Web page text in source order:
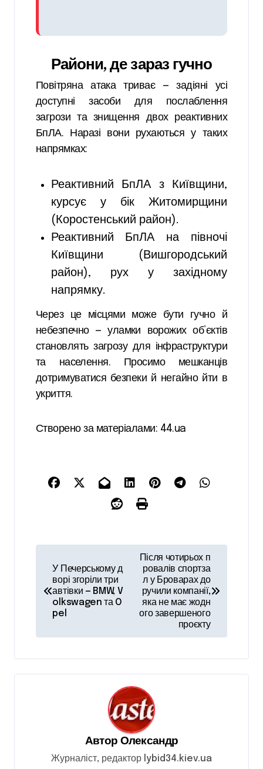
Райони, де зараз гучно
Повітряна атака триває — задіяні усі
доступні засоби для послаблення
загрози та знищення двох реактивних
БпЛА. Наразі вони рухаються у таких
напрямках:
Реактивний БпЛА з Київщини,
курсує у бік Житомирщини
(Коростенський район).
Реактивний БпЛА на півночі
Київщини (Вишгородський
район), рух у західному
напрямку.
Через це місцями може бути гучно й
небезпечно — уламки ворожих об’єктів
становлять загрозу для інфраструктури
та населення. Просимо мешканців
дотримуватися безпеки й негайно йти в
укриття.
Створено за матеріалами: 44.ua
в
ц
У Печерському д
ворі згоріли три
автівки — BMW, V
olkswagen та O
pel
Після чотирьох п
ровалів спортза
л у Броварах до
ручили компанії,
яка не має жодн
ого завершеного
проєкту
Автор Олександр
Журналіст, редактор lybid34.kiev.ua